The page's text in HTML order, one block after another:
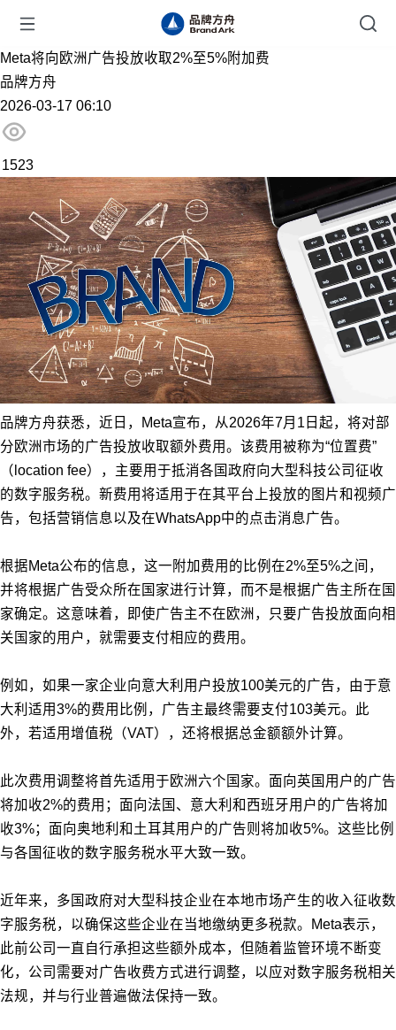
Meta将向欧洲广告投放收取2%至5%附加费
品牌方舟
2026-03-17 06:10
1523
品牌方舟获悉，近日，Meta宣布，从2026年7月1日起，将对部
分欧洲市场的广告投放收取额外费用。该费用被称为“位置费”
（location fee），主要用于抵消各国政府向大型科技公司征收
的数字服务税。新费用将适用于在其平台上投放的图片和视频广
告，包括营销信息以及在WhatsApp中的点击消息广告。
根据Meta公布的信息，这一附加费用的比例在2%至5%之间，
并将根据广告受众所在国家进行计算，而不是根据广告主所在国
家确定。这意味着，即使广告主不在欧洲，只要广告投放面向相
关国家的用户，就需要支付相应的费用。
例如，如果一家企业向意大利用户投放100美元的广告，由于意
大利适用3%的费用比例，广告主最终需要支付103美元。此
外，若适用增值税（VAT），还将根据总金额额外计算。
此次费用调整将首先适用于欧洲六个国家。面向英国用户的广告
将加收2%的费用；面向法国、意大利和西班牙用户的广告将加
收3%；面向奥地利和土耳其用户的广告则将加收5%。这些比例
与各国征收的数字服务税水平大致一致。
近年来，多国政府对大型科技企业在本地市场产生的收入征收数
字服务税，以确保这些企业在当地缴纳更多税款。Meta表示，
此前公司一直自行承担这些额外成本，但随着监管环境不断变
化，公司需要对广告收费方式进行调整，以应对数字服务税相关
法规，并与行业普遍做法保持一致。